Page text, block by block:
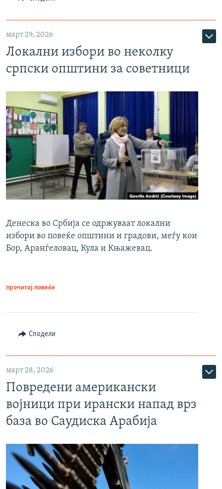
март 29, 2026
Локални избори во неколку
српски општини за советници
Денеска во Србија се одржуваат локални
избори во повеќе општини и градови, меѓу кои
Бор, Аранѓеловац, Кула и Књажевац.
прочитај повеќе
Сподели
март 28, 2026
Повредени американски
војници при ирански напад врз
база во Саудиска Арабија